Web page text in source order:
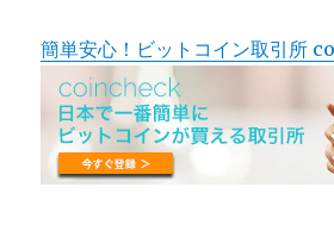
簡単安心！ビットコイン取引所